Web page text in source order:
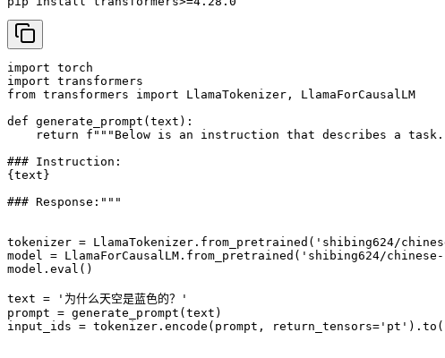
import torch
import transformers
from transformers import LlamaTokenizer, LlamaForCausalLM
def generate_prompt(text):
return f"""Below is an instruction that describes a
### Instruction:
{text}
### Response:"""
tokenizer = LlamaTokenizer.from_pretrained('shibing624/
model = LlamaForCausalLM.from_pretrained('shibing624/
model.eval()
text = '为什么天空是蓝色的？'
prompt = generate_prompt(text)
input_ids = tokenizer.encode(prompt,